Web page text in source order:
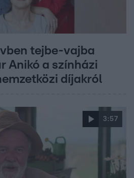
tejbe-vajba
Anikó a színházi
díjakról
3:57